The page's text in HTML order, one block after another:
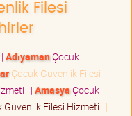
Filesi
| AdıyamanÇocuk
Çocuk Güvenlik Filesi
| AmasyaÇocuk
Güvenlik Filesi Hizmeti |